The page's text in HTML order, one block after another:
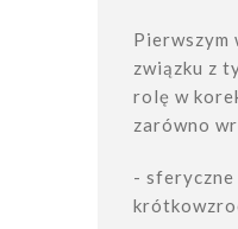
Pierwszym
związku z
rolę w
zarówno
- sferyczne